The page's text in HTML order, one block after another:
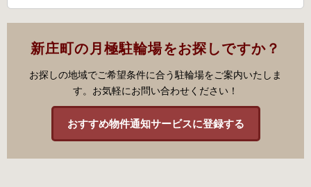
新庄町の月極駐輪場をお探しですか？
お探しの地域でご希望条件に合う駐輪場をご案内いたしま
す。お気軽にお問い合わせください！
おすすめ物件通知サービスに登録する